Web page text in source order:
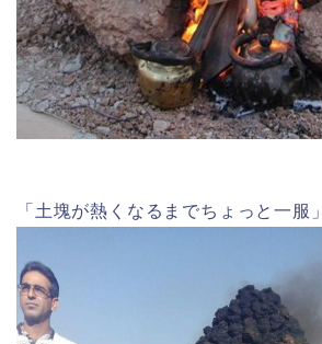
「土塊が熱くなるまでちょっと一服」